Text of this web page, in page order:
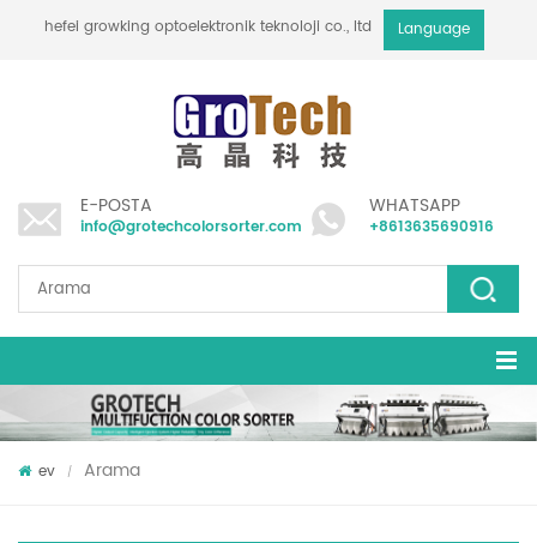
hefei growking optoelektronik teknoloji co., ltd Language
E-POSTA
info@grotechcolorsorter.com
WHATSAPP
+8613635690916
ev / Arama